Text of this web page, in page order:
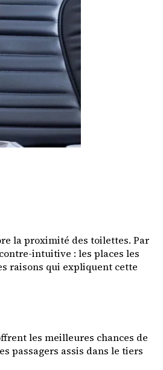
la proximité des toilettes. Par
intuitive : les places les
raisons qui expliquent cette
les meilleures chances de
passagers assis dans le tiers